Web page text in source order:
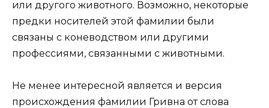
или другого животного. Возможно, некоторые
предки носителей этой фамилии были
связаны с коневодством или другими
профессиями, связанными с животными.
Не менее интересной является и версия
происхождения фамилии Гривна от слова